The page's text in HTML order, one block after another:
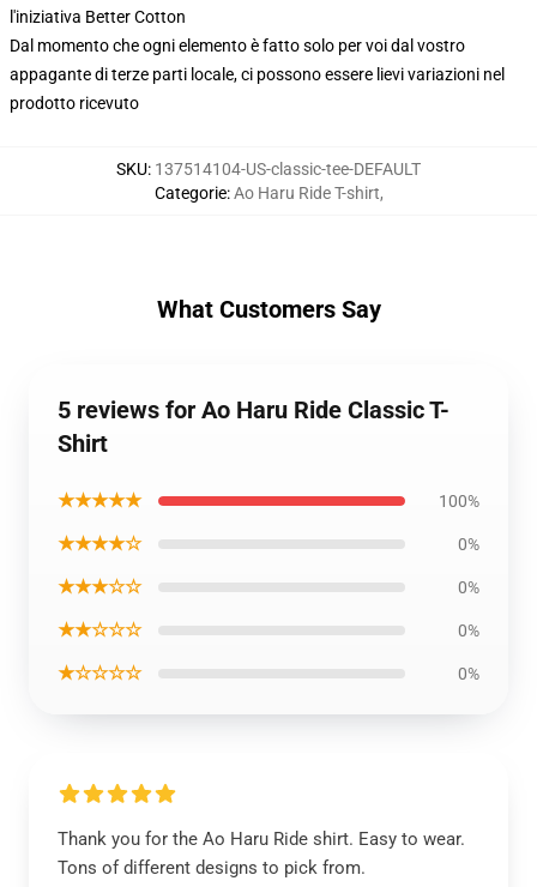
l'iniziativa Better Cotton
Dal momento che ogni elemento è fatto solo per voi dal vostro
appagante di terze parti locale, ci possono essere lievi variazioni nel
prodotto ricevuto
SKU: 137514104-US-classic-tee-DEFAULT
Categorie:Ao Haru Ride T-shirt,
What Customers Say
5 reviews for Ao Haru Ride Classic T-
Shirt
★★★★★ 100%
★★★★☆ 0%
★★★☆☆ 0%
★★☆☆☆ 0%
★☆☆☆☆ 0%
Thank you for the Ao Haru Ride shirt. Easy to wear.
Tons of different designs to pick from.